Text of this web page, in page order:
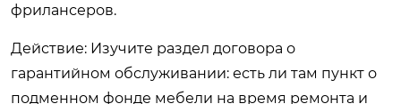
фрилансеров.
Действие: Изучите раздел договора о
гарантийном обслуживании: есть ли там пункт о
подменном фонде мебели на время ремонта и